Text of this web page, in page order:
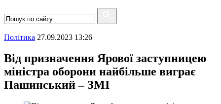
Полiтика 27.09.2023 13:26
Від призначення Ярової заступницею
міністра оборони найбільше виграє
Пашинський – ЗМІ